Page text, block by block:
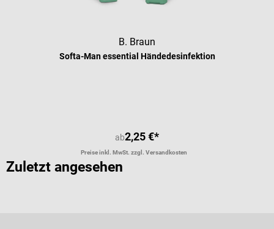
B. Braun
Softa-Man essential Händedesinfektion
ab2,25 €*
Preise inkl. MwSt. zzgl. Versandkosten
Zuletzt angesehen